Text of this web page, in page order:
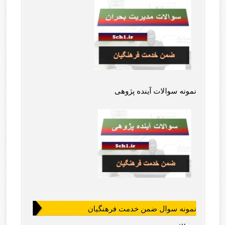
نمونه سوالات آینده پژوهی
نمونه سوال ضمن خدمت فرهنگیان